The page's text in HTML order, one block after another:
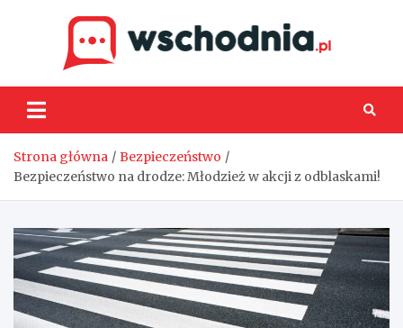
Strona główna
Bezpieczeństwo
Bezpieczeństwo na drodze: Młodzież w akcji z odblaskami!